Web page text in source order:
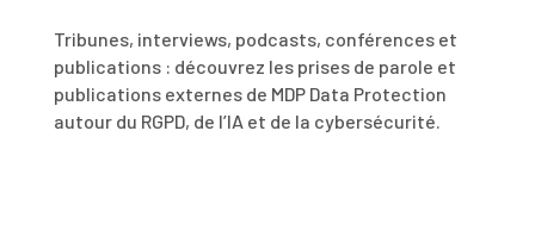
Tribunes, interviews, podcasts, conférences et
publications : découvrez les prises de parole et
publications externes de MDP Data Protection
autour du RGPD, de l’IA et de la cybersécurité.